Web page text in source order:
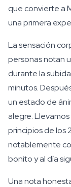
que convierte a
una primera
La sensación
personas notan
durante la
minutos.
un estado de
alegre.
principios de los
notablemente
bonito y al día
Una nota